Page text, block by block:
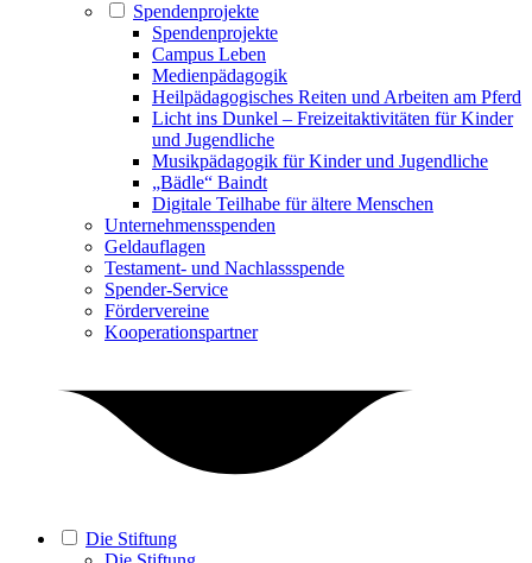
Spendenprojekte
Spendenprojekte
Campus Leben
Medienpädagogik
Heilpädagogisches Reiten und Arbeiten am Pferd
Licht ins Dunkel – Freizeitaktivitäten für Kinder
und Jugendliche
Musikpädagogik für Kinder und Jugendliche
„Bädle“ Baindt
Digitale Teilhabe für ältere Menschen
Unternehmensspenden
Geldauflagen
Testament- und Nachlassspende
Spender-Service
Fördervereine
Kooperationspartner
Die Stiftung